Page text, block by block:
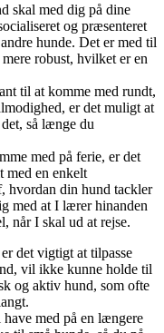
skal med dig på dine
og præsenteret
hunde. Det er med til
robust, hvilket er en
til at komme med rundt,
er det muligt at
så længe du
med på ferie, er det
med en enkelt
hvordan din hund tackler
med at I lærer hinanden
når I skal ud at rejse.
det vigtigt at tilpasse
vil ikke kunne holde til
og aktiv hund, som ofte
med på en længere